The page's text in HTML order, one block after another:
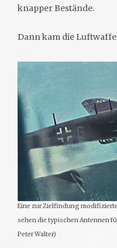
knapper Bestände.
Dann kam die
Eine zur Zielfindung
sehen die typischen Antennen
Peter Walter)